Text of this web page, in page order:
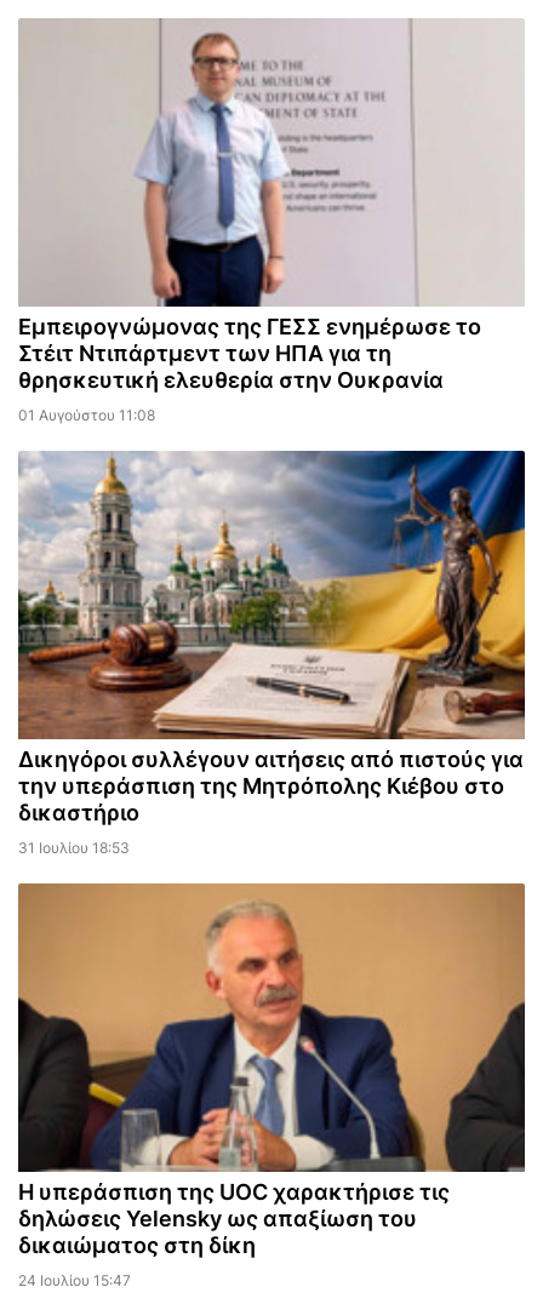
Εμπειρογνώμονας της ΓΕΣΣ ενημέρωσε το
Στέιτ Ντιπάρτμεντ των ΗΠΑ για τη
θρησκευτική ελευθερία στην Ουκρανία
01 Αυγούστου 11:08
Δικηγόροι συλλέγουν αιτήσεις από πιστούς για
την υπεράσπιση της Μητρόπολης Κιέβου στο
δικαστήριο
31 Ιουλίου 18:53
Η υπεράσπιση της UOC χαρακτήρισε τις
δηλώσεις Yelensky ως απαξίωση του
δικαιώματος στη δίκη
24 Ιουλίου 15:47